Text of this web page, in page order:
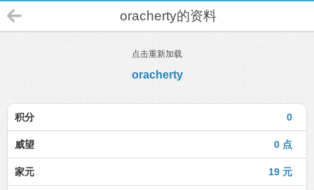
oracherty的资料
点击重新加载
oracherty
0
积分
0 点
威望
19 元
家元